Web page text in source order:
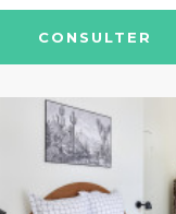
CONSULTER